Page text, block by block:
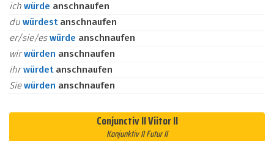
ich würde anschnaufen
du würdest anschnaufen
er/sie/eswürde anschnaufen
wirwürden anschnaufen
ihrwürdet anschnaufen
Siewürden anschnaufen
Conjunctiv II Viitor II
Konjunktiv II Futur II